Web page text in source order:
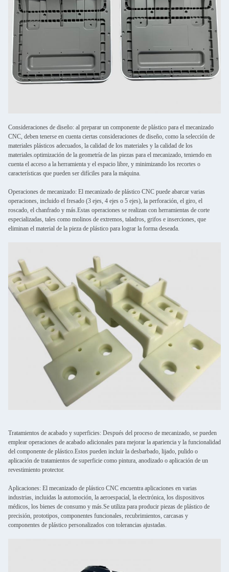
Consideraciones de diseño: al preparar un componente de plástico para el mecanizado
CNC, deben tenerse en cuenta ciertas consideraciones de diseño, como la selección de
materiales plásticos adecuados, la calidad de los materiales y la calidad de los
materiales.optimización de la geometría de las piezas para el mecanizado, teniendo en
cuenta el acceso a la herramienta y el espacio libre, y minimizando los recortes o
características que pueden ser difíciles para la máquina.
Operaciones de mecanizado: El mecanizado de plástico CNC puede abarcar varias
operaciones, incluido el fresado (3 ejes, 4 ejes o 5 ejes), la perforación, el giro, el
roscado, el chanfrado y más.Estas operaciones se realizan con herramientas de corte
especializadas, tales como molinos de extremos, taladros, grifos e inserciones, que
eliminan el material de la pieza de plástico para lograr la forma deseada.
Tratamientos de acabado y superficies: Después del proceso de mecanizado, se pueden
emplear operaciones de acabado adicionales para mejorar la apariencia y la funcionalidad
del componente de plástico.Estos pueden incluir la desbarbado, lijado, pulido o
aplicación de tratamientos de superficie como pintura, anodizado o aplicación de un
revestimiento protector.
Aplicaciones: El mecanizado de plástico CNC encuentra aplicaciones en varias
industrias, incluidas la automoción, la aeroespacial, la electrónica, los dispositivos
médicos, los bienes de consumo y más.Se utiliza para producir piezas de plástico de
precisión, prototipos, componentes funcionales, recubrimientos, carcasas y
componentes de plástico personalizados con tolerancias ajustadas.